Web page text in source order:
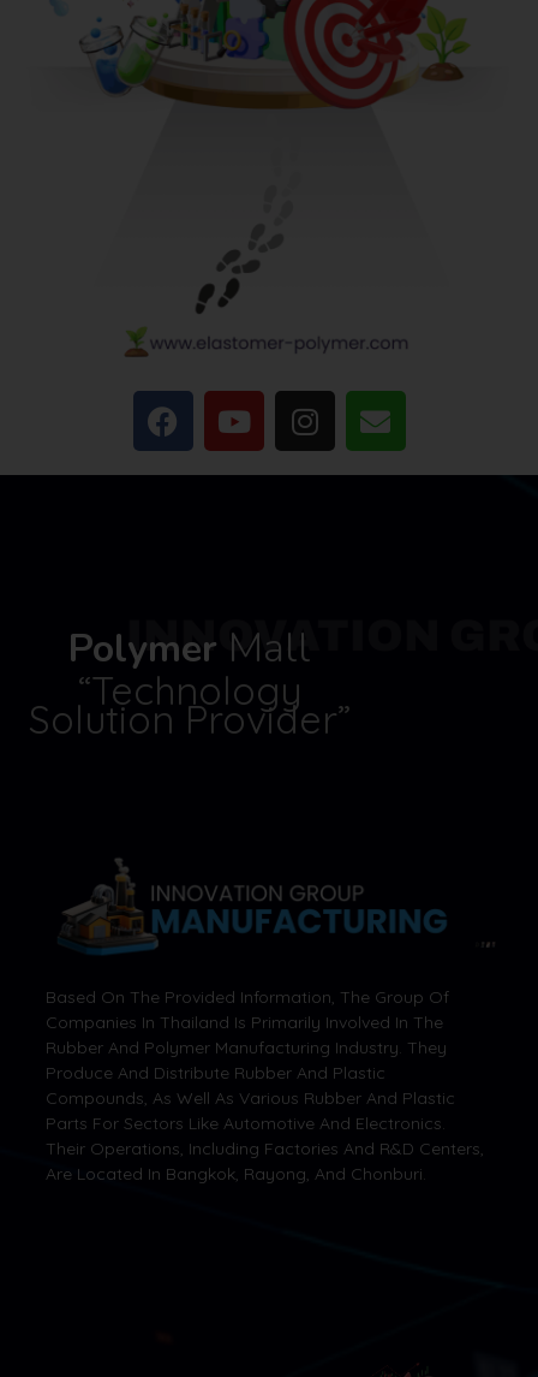
INNOVATION
Polymer Mall
“Technology
Solution Provider”
Based On The Provided Information, The Group Of
Companies In Thailand Is Primarily Involved In The
Rubber And Polymer Manufacturing Industry. They
Produce And Distribute Rubber And Plastic
Compounds, As Well As Various Rubber And Plastic
Parts For Sectors Like Automotive And Electronics.
Their Operations, Including Factories And R&D Centers,
Are Located In Bangkok, Rayong, And Chonburi.